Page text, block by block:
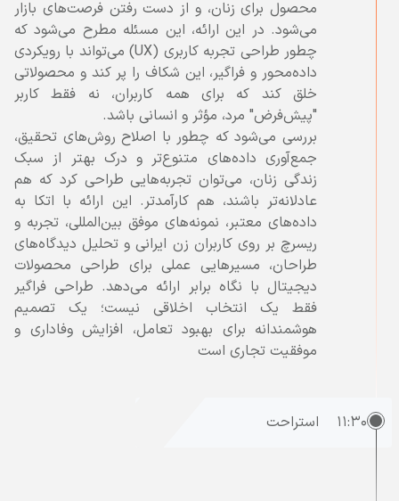
محصول برای زنان، و از دست رفتن فرصت‌های بازار
می‌شود. در این ارائه، این مسئله مطرح می‌شود که
چطور طراحی تجربه کاربری (UX) می‌تواند با رویکردی
داده‌محور و فراگیر، این شکاف را پر کند و محصولاتی
خلق کند که برای همه کاربران، نه فقط کاربر
بررسی می‌شود که چطور با اصلاح روش‌های تحقیق،
جمع‌آوری داده‌های متنوع‌تر و درک بهتر از سبک
زندگی زنان، می‌توان تجربه‌هایی طراحی کرد که هم
عادلانه‌تر باشند، هم کارآمدتر. این ارائه با اتکا به
داده‌های معتبر، نمونه‌های موفق بین‌المللی، تجربه‌ و
ریسرچ بر روی کاربران زن ایرانی و تحلیل دیدگاه‌های
طراحان، مسیرهایی عملی برای طراحی محصولات
دیجیتال با نگاه برابر ارائه می‌دهد. طراحی فراگیر
فقط یک انتخاب اخلاقی نیست؛ یک تصمیم
هوشمندانه برای بهبود تعامل، افزایش وفاداری و
موفقیت تجاری است
۱۱:۳۰ استراحت